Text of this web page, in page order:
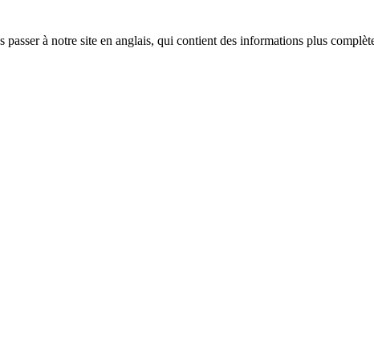
à notre site en anglais, qui contient des informations plus